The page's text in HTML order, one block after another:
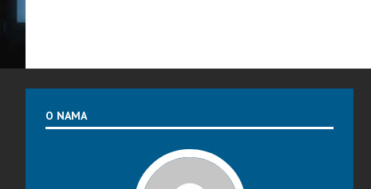
O NAMA